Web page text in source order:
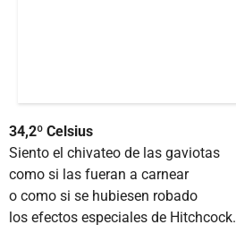
34,2º Celsius
Siento el chivateo de las gaviotas
como si las fueran a carnear
o como si se hubiesen robado
los efectos especiales de Hitchcock.